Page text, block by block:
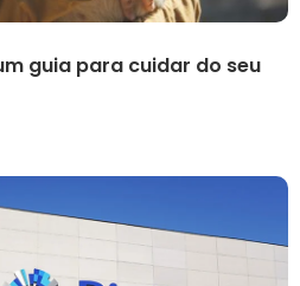
guia para cuidar do seu